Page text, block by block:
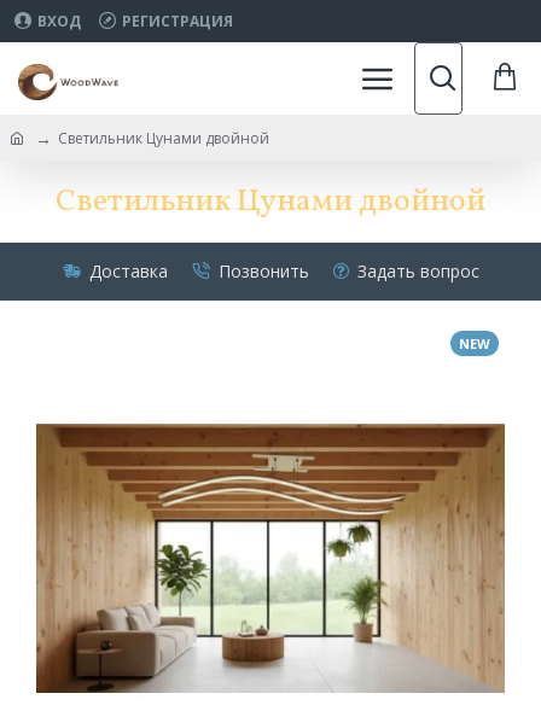
ВХОД РЕГИСТРАЦИЯ
Светильник Цунами двойной
Светильник Цунами двойной
Доставка Позвонить Задать вопрос
NEW